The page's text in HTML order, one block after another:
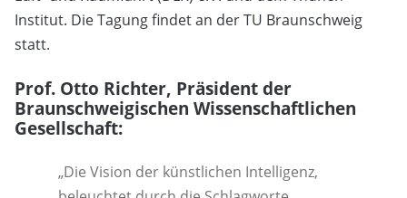
Institut. Die Tagung findet an der TU Braunschweig
statt.
Prof. Otto Richter, Präsident der
Braunschweigischen Wissenschaftlichen
Gesellschaft:
„Die Vision der künstlichen Intelligenz,